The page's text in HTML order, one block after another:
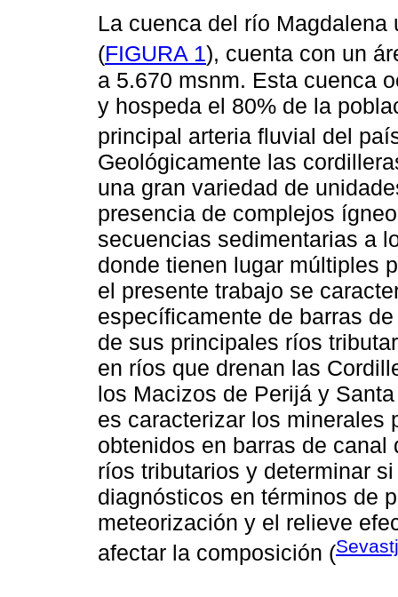
La cuenca del río
(FIGURA 1), cuenta con un
a 5.670 msnm. Esta cuenca
y hospeda el 80% de la
principal arteria fluvial del
Geológicamente las
una gran variedad de
presencia de complejos
secuencias sedimentarias a
donde tienen lugar múltiples
el presente trabajo se
específicamente de barras
de sus principales ríos
en ríos que drenan las
los Macizos de Perijá y
es caracterizar los minerales
obtenidos en barras de
ríos tributarios y determinar
diagnósticos en términos de
meteorización y el relieve
afectar la composición (